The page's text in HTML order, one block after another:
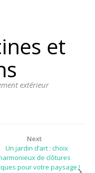
et
extérieur
Next
Un jardin d’art : choix
de clôtures
pour votre paysage !